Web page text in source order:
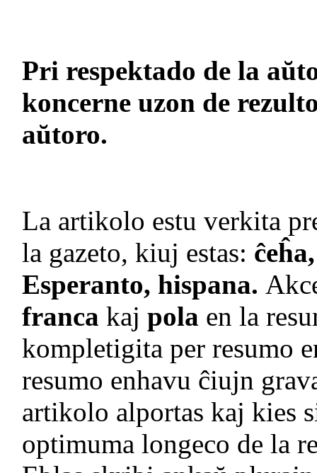
Pri respektado de la
koncerne uzon de
aŭtoro.
La artikolo estu verkita
la gazeto, kiuj estas:
Esperanto, hispana.
franca kaj pola en la
kompletigita per resumo
resumo enhavu ĉiujn
artikolo alportas kaj kies
optimuma longeco de la